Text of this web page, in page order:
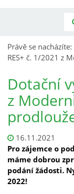
Právě se nacházíte:
RES+ č. 1/2021 z
Dotační
z
16.11.2021
Pro zájemce o
máme dobrou
podání žádosti.
2022!